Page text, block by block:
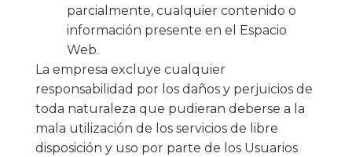
parcialmente, cualquier contenido o
información presente en el Espacio
Web.
La empresa excluye cualquier
responsabilidad por los daños y perjuicios de
toda naturaleza que pudieran deberse a la
mala utilización de los servicios de libre
disposición y uso por parte de los Usuarios